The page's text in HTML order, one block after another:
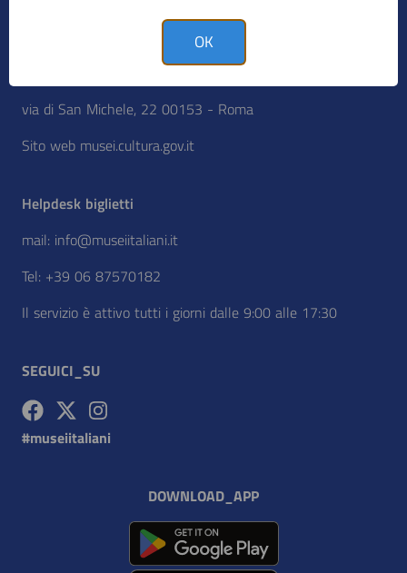
Direzione generale Musei
via di San Michele, 22 00153 - Roma
Sito web musei.cultura.gov.it
Helpdesk biglietti
mail: info@museiitaliani.it
Tel: +39 06 87570182
Il servizio è attivo tutti i giorni dalle 9:00 alle 17:30
SEGUICI_SU
Facebook - nuova_finestra
Twitter - nuova_finestra
#museiitaliani
DOWNLOAD_APP
OK